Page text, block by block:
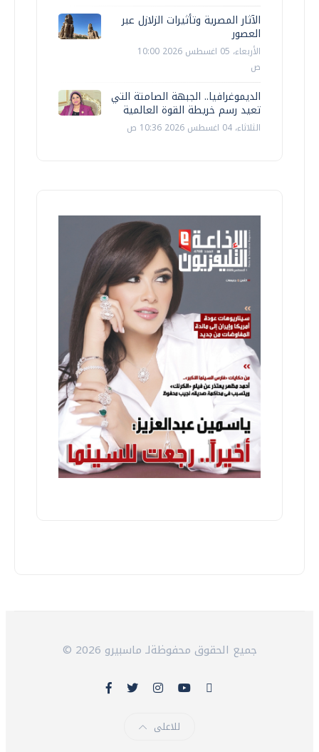
الآثار المصرية وتأثيرات الزلازل عبر
العصور
الأربعاء، 05 اغسطس 2026 10:00
ص
الديموغرافيا.. الجبهة الصامتة التي
تعيد رسم خريطة القوة العالمية
الثلاثاء، 04 اغسطس 2026 10:36 ص
© 2026 جميع الحقوق محفوظةلـ ماسبيرو
للاعلى